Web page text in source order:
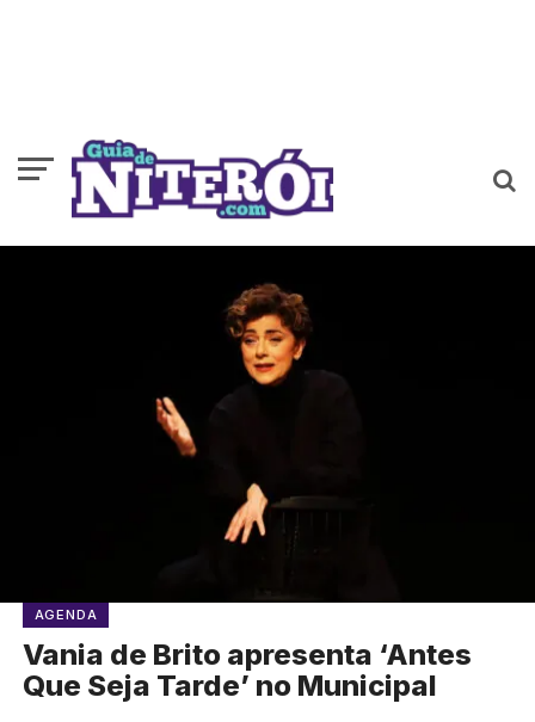
AGENDA
Vania de Brito apresenta ‘Antes
Que Seja Tarde’ no Municipal